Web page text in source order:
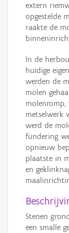
extern
opgestelde
raakte de
In de
huidige
werden de
molen
molenromp,
metselwerk
werd de
fundering
opnieuw
plaatste in
en
Stenen
een smalle